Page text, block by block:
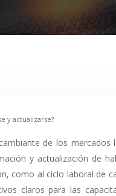
y actualizarse?
y actualización de
como al ciclo laboral de
claros para las